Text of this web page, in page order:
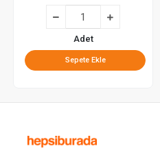
Adet
Sepete Ekle